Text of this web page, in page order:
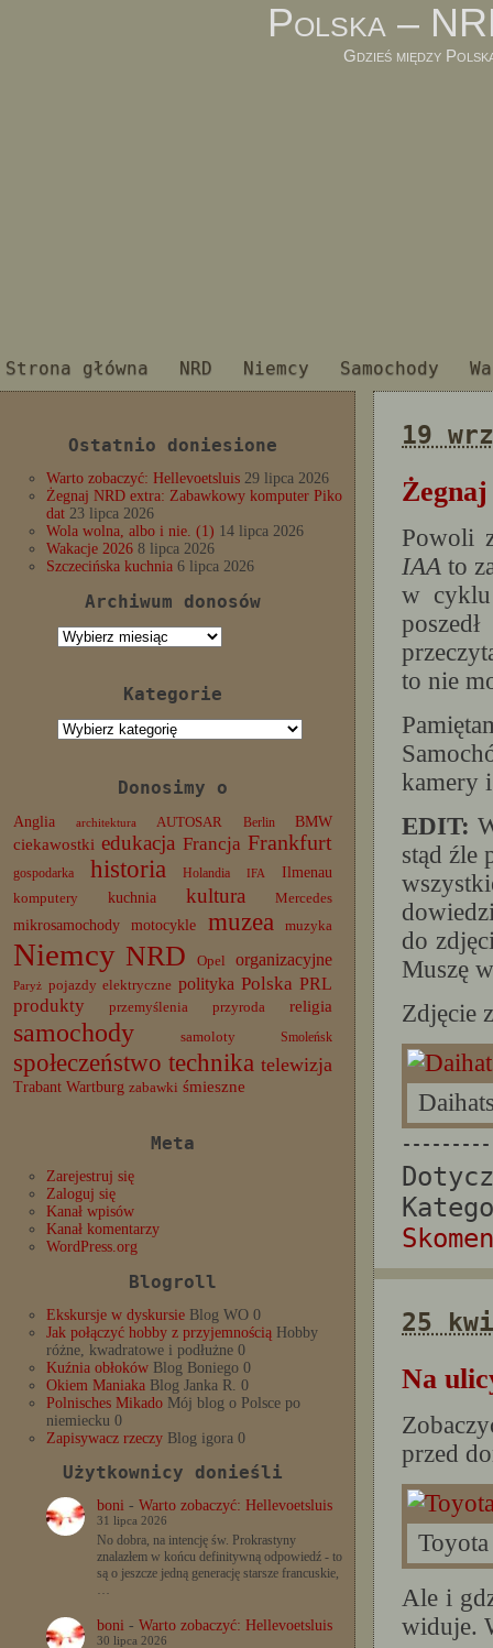
Polska –
Gdzieś między
Strona główna NRD Niemcy Samochody
Ostatnio doniesione
Warto zobaczyć: Hellevoetsluis 29 lipca 2026
Żegnaj NRD extra: Zabawkowy komputer Piko
dat 23 lipca 2026
Wola wolna, albo i nie. (1) 14 lipca 2026
Wakacje 2026 8 lipca 2026
Szczecińska kuchnia 6 lipca 2026
Archiwum donosów
Archiwum
Kategorie
Kategorie
Donosimy o
Anglia architektura AUTOSAR Berlin BMW
ciekawostki edukacja Francja Frankfurt
gospodarka historia Holandia IFA
Ilmenau
komputery
kuchnia kultura Mercedes
mikrosamochody motocykle muzea muzyka
Niemcy NRD Opel organizacyjne
Paryż pojazdy elektryczne polityka Polska PRL
produkty
przemyślenia przyroda religia
samochody samoloty Smoleńsk
społeczeństwo technika telewizja
Trabant Wartburg zabawki śmieszne
Meta
Zarejestruj się
Zaloguj się
Kanał wpisów
Kanał komentarzy
WordPress.org
Blogroll
Ekskursje w dyskursie Blog WO 0
Jak połączyć hobby z przyjemnością Hobby
różne, kwadratowe i podłużne 0
Kuźnia obłoków Blog Boniego 0
Okiem Maniaka Blog Janka R. 0
Polnisches Mikado Mój blog o Polsce po
niemiecku 0
Zapisywacz rzeczy Blog igora 0
Użytkownicy donieśli
boni- Warto zobaczyć: Hellevoetsluis
31 lipca 2026
No dobra, na intencję św. Prokrastyny
znalazłem w końcu definitywną odpowiedź - to
są o jeszcze jedną generację starsze francuskie,
…
boni- Warto zobaczyć: Hellevoetsluis
30 lipca 2026
19
Powoli
IAA to
w
to nie
kamery
EDIT:
stąd źle
do
Muszę
Zdjęcie
25
Na
przed
Ale i
widuje.